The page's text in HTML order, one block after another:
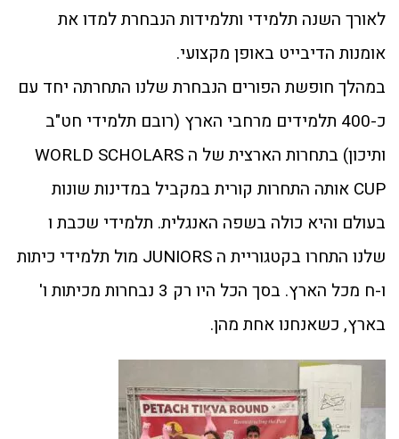
לאורך השנה תלמידי ותלמידות הנבחרת למדו את
אומנות הדיבייט באופן מקצועי.
במהלך חופשת הפורים הנבחרת שלנו התחרתה יחד עם
כ-400 תלמידים מרחבי הארץ (רובם תלמידי חט"ב
ותיכון) בתחרות הארצית של ה WORLD SCHOLARS
CUP אותה התחרות קורית במקביל במדינות שונות
בעולם והיא כולה בשפה האנגלית. תלמידי שכבת ו
שלנו התחרו בקטגוריית ה JUNIORS מול תלמידי כיתות
ו-ח מכל הארץ. בסך הכל היו רק 3 נבחרות מכיתות ו'
בארץ, כשאנחנו אחת מהן.